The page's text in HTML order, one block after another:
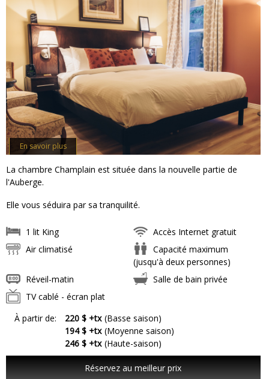
En savoir plus
La chambre Champlain est située dans la nouvelle partie de
l'Auberge.
Elle vous séduira par sa tranquilité.
1 lit King
Accès Internet gratuit
Air climatisé
Capacité maximum
(jusqu'à deux personnes)
Réveil-matin
Salle de bain privée
TV cablé - écran plat
À partir de:
220 $ +tx (Basse saison)
194 $ +tx (Moyenne saison)
246 $ +tx (Haute-saison)
Réservez au meilleur prix